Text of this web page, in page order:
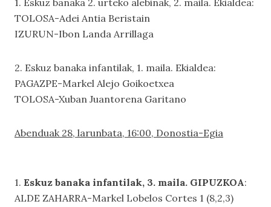
1. Eskuz banaka 2. urteko alebinak, 2. maila. Ekialdea:
TOLOSA-Adei Antia Beristain
IZURUN-Ibon Landa Arrillaga
2. Eskuz banaka infantilak, 1. maila. Ekialdea:
PAGAZPE-Markel Alejo Goikoetxea
TOLOSA-Xuban Juantorena Garitano
Abenduak 28, larunbata, 16:00, Donostia-Egia
1. Eskuz banaka infantilak, 3. maila. GIPUZKOA:
ALDE ZAHARRA-Markel Lobelos Cortes 1 (8,2,3)